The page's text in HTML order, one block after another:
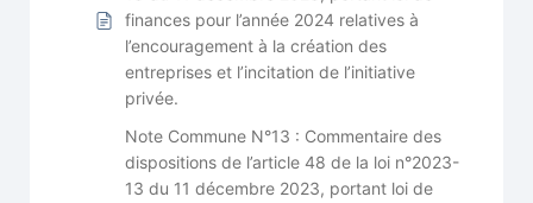
finances pour l’année 2024 relatives à
l’encouragement à la création des
entreprises et l’incitation de l’initiative
privée.
Note Commune N°13 : Commentaire des
dispositions de l’article 48 de la loi n°2023-
13 du 11 décembre 2023, portant loi de